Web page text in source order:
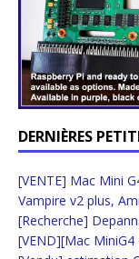
DERNIÈRES
[VENTE] Mac Mini
Vampire v2 plus,
[Recherche]
[VEND][Mac